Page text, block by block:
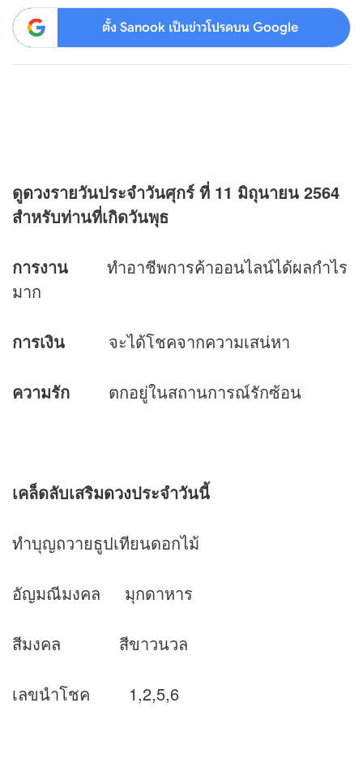
ตั้ง Sanook เป็นข่าวโปรดบน Google
ดูดวงรายวันประจำวันศุกร์ ที่ 11 มิถุนายน 2564
สำหรับท่านที่เกิดวันพุธ
การงาน ทำอาชีพการค้าออนไลน์ได้ผลกำไร
มาก
การเงิน จะได้โชคจากความเสน่หา
ความรัก ตกอยู่ในสถานการณ์รักซ้อน
เคล็ดลับเสริมดวงประจำวันนี้
ทำบุญถวายธูปเทียนดอกไม้
อัญมณีมงคล มุกดาหาร
สีมงคล สีขาวนวล
เลขนำโชค 1,2,5,6